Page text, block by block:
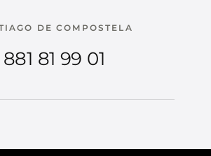
DE COMPOSTELA
881 81 99 01